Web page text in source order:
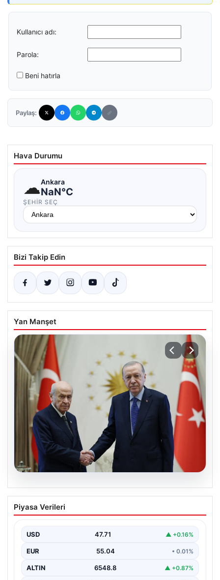
Kullanıcı adı:
Parola:
Beni hatırla
Paylaş:
Hava Durumu
☁Ankara
NaN°C
ŞEHIR SEÇ
Bizi Takip Edin
Yan Manşet
06.08.2026
Cumhurbaşkanı Erdoğan, Devlet
Bahçeli ile görüştü
Piyasa Verileri
USD 47.71 ▲ +0.16%
EUR 55.04 • 0.01%
ALTIN 6548.8 ▲ +0.87%